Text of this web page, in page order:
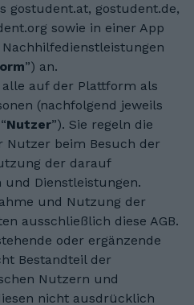
gostudent.at, gostudent.de,
sowie in einer App
”) an.
alle auf der Plattform als
(nachfolgend jeweils
Nutzer”). Sie regeln die
Nutzer beim Besuch der
der darauf
und Dienstleistungen.
und Nutzung der
ausschließlich diese AGB.
oder ergänzende
Bestandteil der
Nutzern und
nicht ausdrücklich